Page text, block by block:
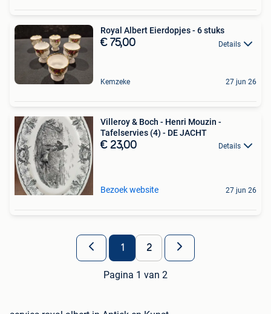
Royal Albert Eierdopjes - 6 stuks
€ 75,00 Details
Kemzeke 27 jun 26
Villeroy & Boch - Henri Mouzin -
Tafelservies (4) - DE JACHT
€ 23,00 Details
Bezoek website 27 jun 26
1 2
Pagina 1 van 2